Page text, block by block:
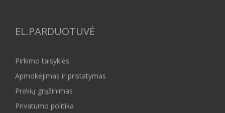
EL.PARDUOTUVĖ
Pirkimo taisyklės
Apmokėjimas ir pristatymas
Prekių grąžinimas
Privatumo politika